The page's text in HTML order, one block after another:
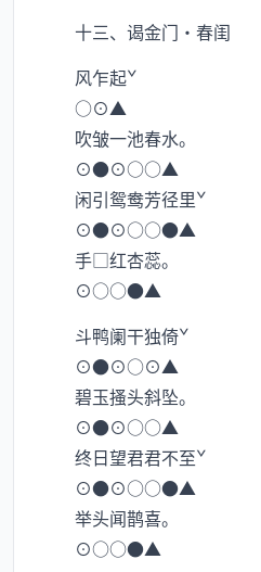
十三、谒金门
风乍起ˇ
○⊙▲
吹皱一池春水。
⊙●⊙○○▲
闲引鸳鸯芳径里ˇ
⊙●⊙○○●▲
手□红杏蕊。
⊙○○●▲
斗鸭阑干独倚ˇ
⊙●⊙○⊙▲
碧玉搔头斜坠。
⊙●⊙○○▲
终日望君君不至ˇ
⊙●⊙○○●▲
举头闻鹊喜。
⊙○○●▲